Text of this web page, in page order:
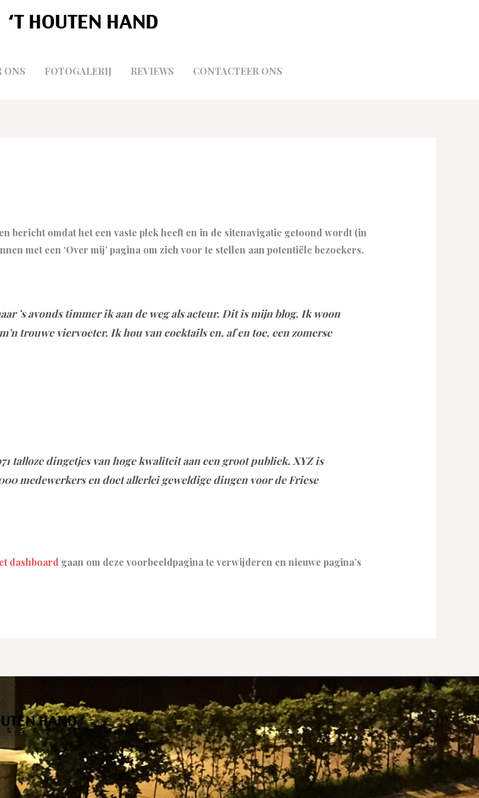
ONS FOTOGALERIJ REVIEWS CONTACTEER ONS
bericht omdat het een vaste plek heeft en in de sitenavigatie getoond wordt (in
met een ‘Over mij’ pagina om zich voor te stellen aan potentiële bezoekers.
’s avonds timmer ik aan de weg als acteur. Dit is mijn blog. Ik woon
trouwe viervoeter. Ik hou van cocktails en, af en toe, een zomerse
talloze dingetjes van hoge kwaliteit aan een groot publiek. XYZ is
medewerkers en doet allerlei geweldige dingen voor de Friese
dashboard gaan om deze voorbeeldpagina te verwijderen en nieuwe pagina’s